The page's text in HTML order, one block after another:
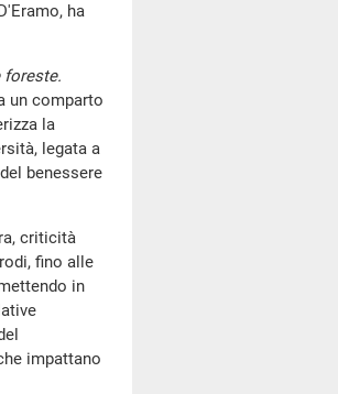
ha
foreste.
un comparto
la
legata a
benessere
criticità
fino alle
in
impattano